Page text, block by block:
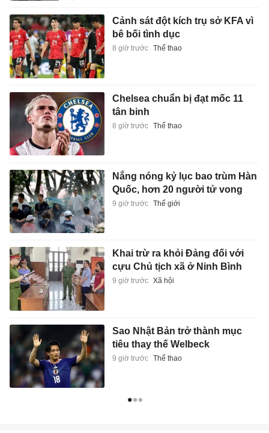
Cảnh sát đột kích trụ sở KFA vì
bê bối tình dục
8 giờ trước Thể thao
Chelsea chuẩn bị đạt mốc 11
tân binh
8 giờ trước Thể thao
Nắng nóng kỷ lục bao trùm Hàn
Quốc, hơn 20 người tử vong
9 giờ trước Thế giới
Khai trừ ra khỏi Đảng đối với
cựu Chủ tịch xã ở Ninh Bình
9 giờ trước Xã hội
Sao Nhật Bản trở thành mục
tiêu thay thế Welbeck
9 giờ trước Thể thao